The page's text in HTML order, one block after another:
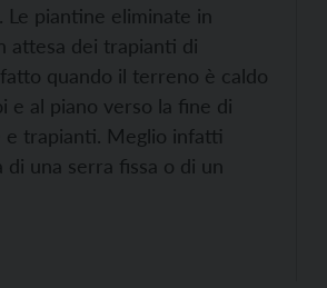
piantine eliminate in
attesa dei trapianti di
quando il terreno è caldo
e al piano verso la fine di
e trapianti. Meglio infatti
una serra fissa o di un